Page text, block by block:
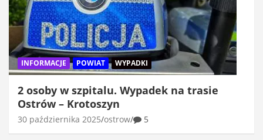
INFORMACJE POWIAT WYPADKI
2 osoby w szpitalu. Wypadek na trasie
Ostrów – Krotoszyn
30 października 2025 ostrow 5